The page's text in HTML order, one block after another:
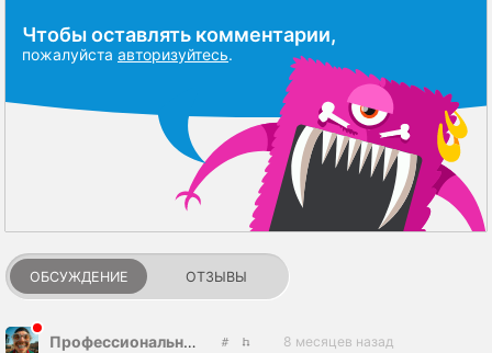
Чтобы оставлять комментарии,
пожалуйста авторизуйтесь.
ОБСУЖДЕНИЕ ОТЗЫВЫ
Профессиональный лузер 8 месяцев назад